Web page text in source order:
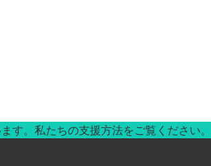
す。私たちの支援方法をご覧ください。